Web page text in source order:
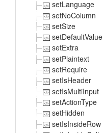
setLanguage
setNoColumn
setSize
setDefaultValue
setExtra
setPlaintext
setRequire
setIsHeader
setIsMultiInput
setActionType
setHidden
setIsInsideRow